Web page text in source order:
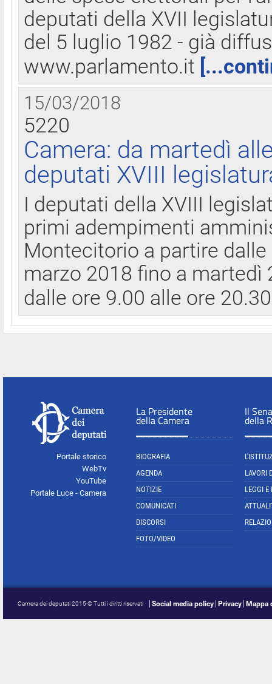
deputati della XVII
del 5 luglio 1982 - già
www.parlamento.it
15/03/2018
5220
Camera: da martedì
deputati XVIII
I deputati della XVIII
primi adempimenti
Montecitorio a partire
marzo 2018 fino a
dalle ore 9.00 alle ore
Portale storico
WebTv
YouTube
Portale Luce - Camera
La Presidente
della Camera
BIOGRAFIA
AGENDA
NOTIZIE
COMUNICATI
DISCORSI
FOTO/VIDEO
Il
della
LAVORI
LEGGI E
Camera dei deputati 2015 © Tutti i diritti riservati Social media policy Privacy Mappa